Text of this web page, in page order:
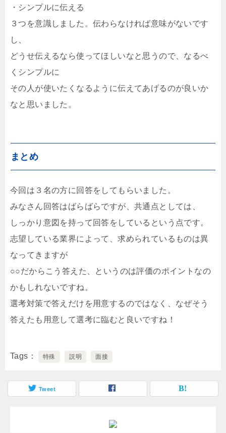
・シンプルに伝える
３つを意識しました。伝わらなければ意味がないです
し、
どうせ伝えるなら使ってほしいなと思うので、なるべ
くシンプルに
その人が使いたくなるように伝えてあげるのが良いか
なと思いました。
まとめ
今回は３名の方に回答をしてもらいました。
みなさん回答はばらばらですが、共通点としては、
しっかり意図を持って回答をしているという点です。
志望している業界によって、求められているものは異
なってきますが
○○だからこう答えた、というのは評価のポイントなの
かもしれないですね。
選考対策で答えだけを用意するのではなく、なぜそう
答えたも用意して選考に臨むと良いですね！
Tags 特殊 説明 面接
Tweet